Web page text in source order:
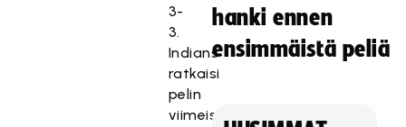
3-
3.
Indians
ratkaisi
pelin
viimeisellä
hanki ennen
ensimmäistä peliä